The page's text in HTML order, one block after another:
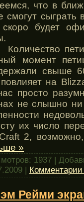
что в
смогут сыграть
скоро будет
момент
свыше
на
просто
не слышно ни
их число
2,
»
1937 |
| Комментарии
Рейми